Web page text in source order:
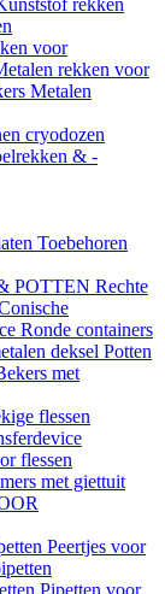
rekken
voor
rekken voor
Metalen
cryodozen
& -
Toebehoren
POTTEN Rechte
Ronde containers
deksel Potten
met
flessen
flessen
met giettuit
Peertjes voor